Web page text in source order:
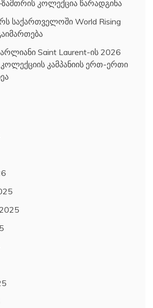
კოლექცია წარადგინა
საქართველოში World Rising
Saint Laurent-ის 2026
კამპანიის ერთ-ერთი